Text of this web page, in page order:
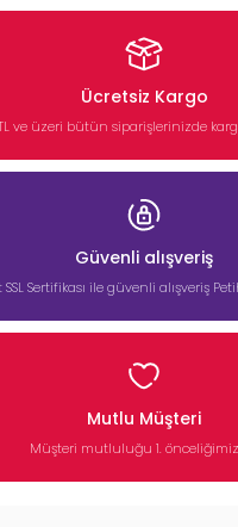
Ücretsiz Kargo
ve üzeri bütün siparişlerinizde
Güvenli alışveriş
SSL Sertifikası ile güvenli alışveriş
Mutlu Müşteri
Müşteri mutluluğu 1.